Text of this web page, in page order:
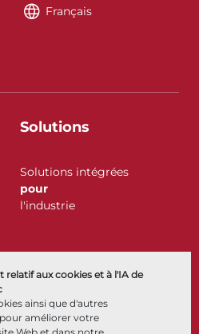
aux cookies et à l'IA de
ainsi que d'autres
améliorer votre
Français
Solutions
Solutions intégrées
pour
l'industrie
Ressources